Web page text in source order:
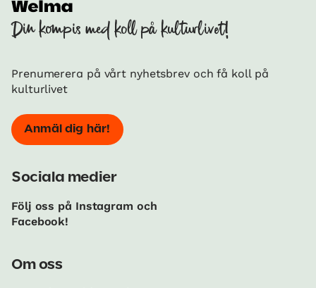
Din kompis med koll på kulturlivet!
Prenumerera på vårt nyhetsbrev och få koll på
kulturlivet
Anmäl dig här!
Sociala medier
Följ oss på Instagram och
Facebook!
Om oss